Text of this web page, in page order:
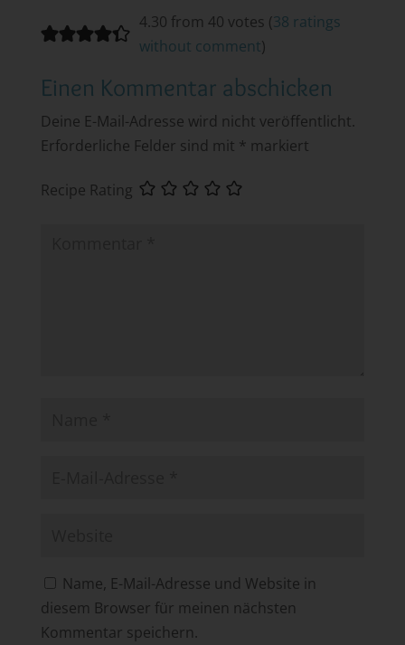
4.30 from 40 votes (38 ratings
without comment)
Einen Kommentar abschicken
Deine E-Mail-Adresse wird nicht veröffentlicht.
Erforderliche Felder sind mit * markiert
Recipe Rating
Name, E-Mail-Adresse und Website in
diesem Browser für meinen nächsten
Kommentar speichern.